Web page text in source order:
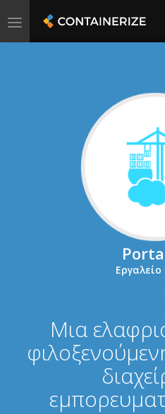
Toggle
Εργαλείο
Μια